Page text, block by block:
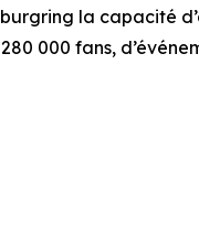
la capacité
000 fans,